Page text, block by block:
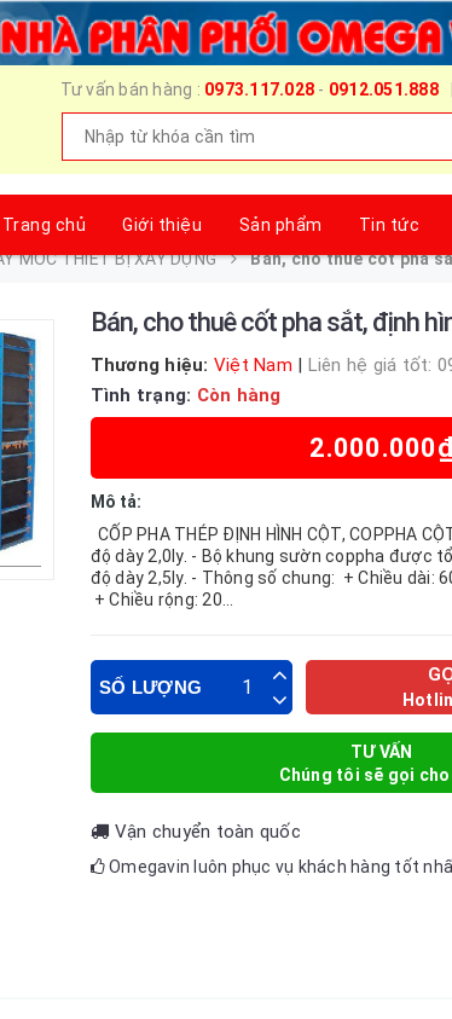
Tư vấn bán hàng : 0973.117.028 - 0912.051.888|
Trang chủ Giới thiệu Sản phẩm Tin tức
MÓC THIẾT BỊ XÂY DỰNG Bán, cho thuê cốt pha
Bán, cho thuê cốt pha sắt, định
Thương hiệu: Việt Nam | Liên hệ giá tốt:
Tình trạng: Còn hàng
2.000.000₫
Mô tả:
CỐP PHA THÉP ĐỊNH HÌNH CỘT, COPPHA
độ dày 2,0ly. - Bộ khung sườn coppha được
độ dày 2,5ly. - Thông số chung: + Chiều dài:
+ Chiều rộng: 20...
SỐ LƯỢNG
TƯ VẤN
Chúng tôi sẽ gọi cho
Vận chuyển toàn quốc
Omegavin luôn phục vụ khách hàng tốt